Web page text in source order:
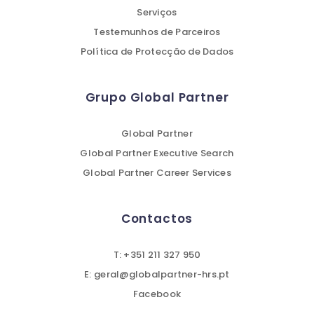
Serviços
Testemunhos de Parceiros
Política de Protecção de Dados
Grupo Global Partner
Global Partner
Global Partner Executive Search
Global Partner Career Services
Contactos
T: +351 211 327 950
E: geral@globalpartner-hrs.pt
Facebook